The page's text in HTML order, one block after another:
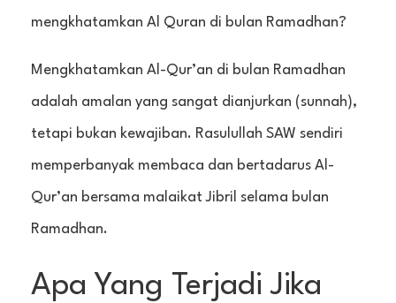
mengkhatamkan Al Quran di bulan Ramadhan?
Mengkhatamkan Al-Qur’an di bulan Ramadhan
adalah amalan yang sangat dianjurkan (sunnah),
tetapi bukan kewajiban. Rasulullah SAW sendiri
memperbanyak membaca dan bertadarus Al-
Qur’an bersama malaikat Jibril selama bulan
Ramadhan.
Apa Yang Terjadi Jika